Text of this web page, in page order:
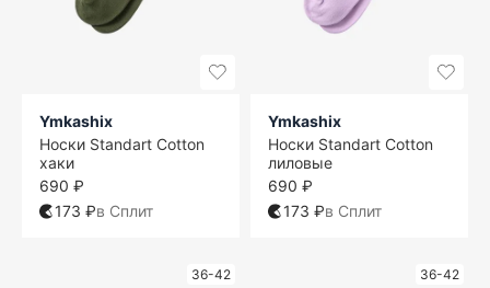
Ymkashix
Носки Standart Cotton
хаки
690 ₽
173 ₽в Сплит
Ymkashix
Носки Standart Cotton
лиловые
690 ₽
173 ₽в Сплит
36-42
36-42